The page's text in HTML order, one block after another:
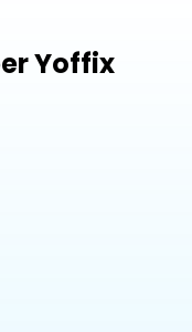
über Yoffix